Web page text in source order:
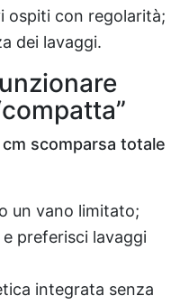
ospiti con regolarità;
dei lavaggi.
scomparsa totale
un vano limitato;
preferisci lavaggi
integrata senza